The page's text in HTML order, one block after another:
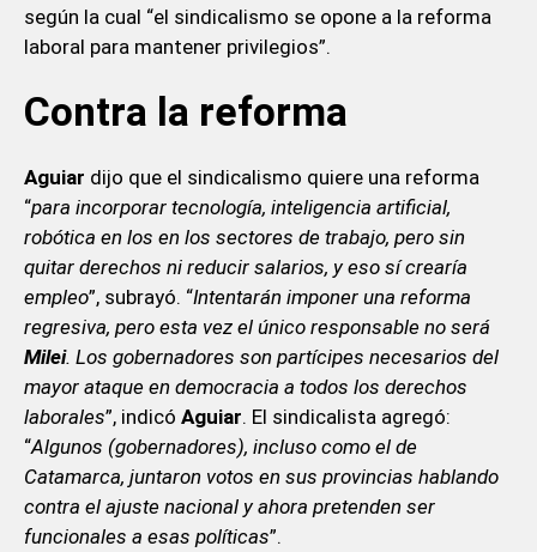
según la cual “el sindicalismo se opone a la reforma
laboral para mantener privilegios”.
Contra la reforma
Aguiar dijo que el sindicalismo quiere una reforma
“para incorporar tecnología, inteligencia artificial,
robótica en los en los sectores de trabajo, pero sin
quitar derechos ni reducir salarios, y eso sí crearía
empleo”, subrayó. “Intentarán imponer una reforma
regresiva, pero esta vez el único responsable no será
Milei. Los gobernadores son partícipes necesarios del
mayor ataque en democracia a todos los derechos
laborales”, indicó Aguiar. El sindicalista agregó:
“Algunos (gobernadores), incluso como el de
Catamarca, juntaron votos en sus provincias hablando
contra el ajuste nacional y ahora pretenden ser
funcionales a esas políticas”.